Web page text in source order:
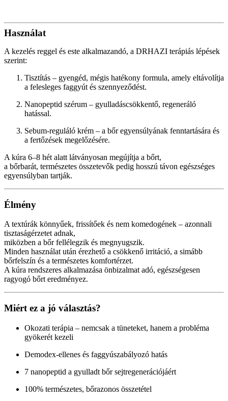
Használat
A kezelés reggel és este alkalmazandó, a DRHAZI terápiás lépések
szerint:
Tisztítás – gyengéd, mégis hatékony formula, amely eltávolítja
a felesleges faggyút és szennyeződést.
Nanopeptid szérum – gyulladáscsökkentő, regeneráló
hatással.
Sebum-reguláló krém – a bőr egyensúlyának fenntartására és
a fertőzések megelőzésére.
A kúra 6–8 hét alatt látványosan megújítja a bőrt,
a bőrbarát, természetes összetevők pedig hosszú távon egészséges
egyensúlyban tartják.
Élmény
A textúrák könnyűek, frissítőek és nem komedogének – azonnali
tisztaságérzetet adnak,
miközben a bőr fellélegzik és megnyugszik.
Minden használat után érezhető a csökkenő irritáció, a simább
bőrfelszín és a természetes komfortérzet.
A kúra rendszeres alkalmazása önbizalmat adó, egészségesen
ragyogó bőrt eredményez.
Miért ez a jó választás?
Okozati terápia – nemcsak a tüneteket, hanem a probléma
gyökerét kezeli
Demodex-ellenes és faggyúszabályozó hatás
7 nanopeptid a gyulladt bőr sejtregenerációjáért
100% természetes, bőrazonos összetétel